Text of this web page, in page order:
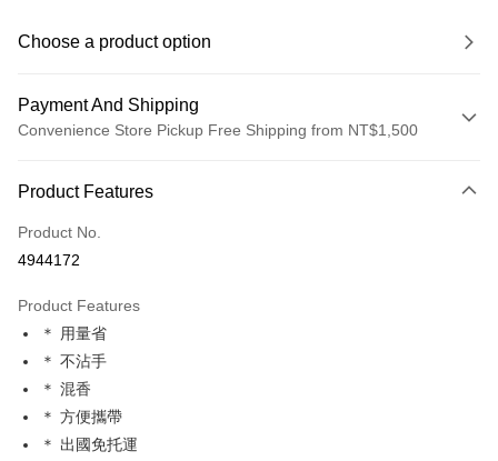
Choose a product option
Payment And Shipping
Convenience Store Pickup Free Shipping from NT$1,500
Credit Card (Full Payment)
Convenience Store Pickup and Pay
Apple Pay
JKOPAY
Easy Wallet
Google Pay
Product Features
Product No.
4944172
Product Features
＊ 用量省
＊ 不沾手
＊ 混香
＊ 方便攜帶
＊ 出國免托運